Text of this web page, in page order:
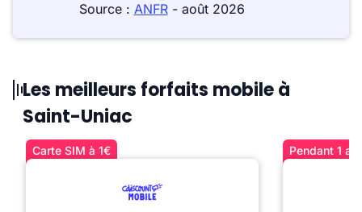
Source : ANFR- août 2026
Les meilleurs forfaits mobile à
Saint-Uniac
Carte SIM à 1€ Pendant 1